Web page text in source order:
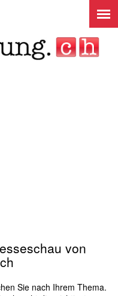
von
Sie nach Ihrem Thema.